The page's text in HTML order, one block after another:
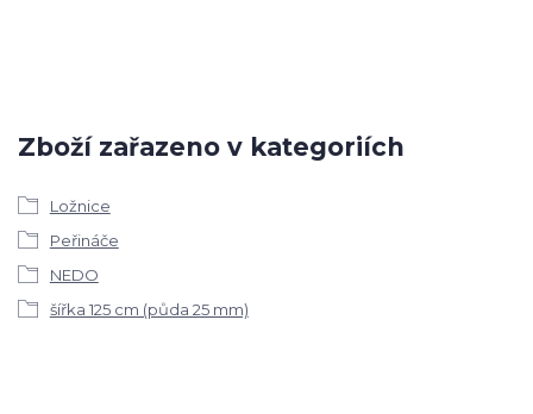
Zboží zařazeno v kategoriích
Ložnice
Peřináče
NEDO
šířka 125 cm (půda 25 mm)